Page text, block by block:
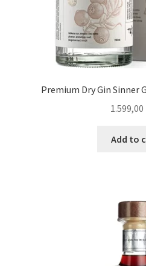
Reset password
Sample Page
Premium Dry Gin Sinner
1.599,00
Add to